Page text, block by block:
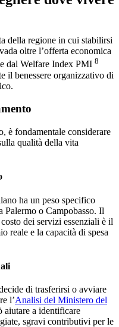
della regione in cui stabilirsi
oltre l’offerta economica
dal Welfare Index PMI 8
il benessere organizzativo di
è fondamentale considerare
qualità della vita
ha un peso specifico
Palermo o Campobasso. Il
dei servizi essenziali è il
reale e la capacità di spesa
di trasferirsi o avviare
l’Analisi del Ministero del
aiutare a identificare
sgravi contributivi per le